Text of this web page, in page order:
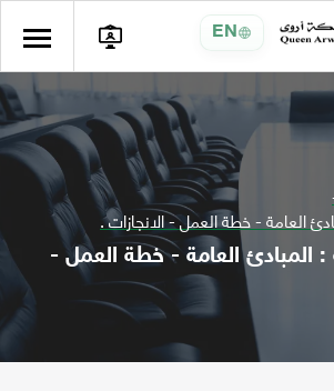
EN
العامة - خطة العمل - الانجازات .
: المبادئ العامة - خطة العمل -